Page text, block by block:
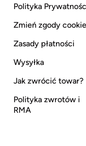
Polityka
Zmień zgody
Zasady płatności
Wysyłka
Jak zwrócić towar?
Polityka zwrotów i
RMA